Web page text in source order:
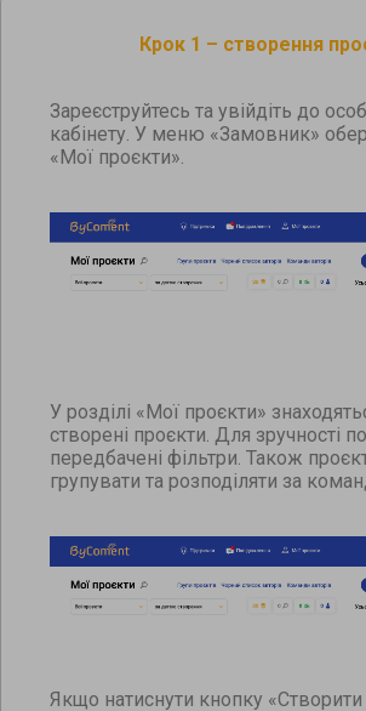
Крок 1 – створення
Зареєструйтесь та увійдіть до
кабінету. У меню «Замовник»
«Мої проєкти».
У розділі «Мої проєкти»
створені проєкти. Для зручності
передбачені фільтри. Також
групувати та розподіляти за
Якщо натиснути кнопку «Створити